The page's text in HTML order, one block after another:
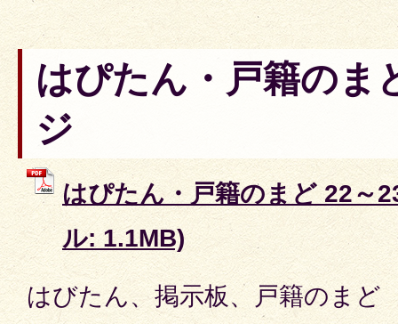
はぴたん・戸籍のま
ジ
はぴたん・戸籍のまど 22～
ル: 1.1MB)
はびたん、掲示板、戸籍のまど